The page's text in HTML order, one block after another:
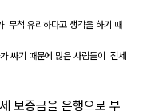
무척 유리하다고 생각을 하기 때
싸기 때문에 많은 사람들이 전세
보증금을 은행으로 부